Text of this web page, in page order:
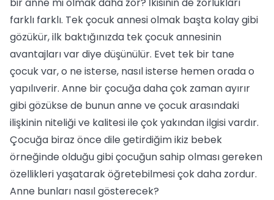
farklı farklı. Tek çocuk annesi olmak başta kolay gibi
gözükür, ilk baktığınızda tek çocuk annesinin
avantajları var diye düşünülür. Evet tek bir tane
çocuk var, o ne isterse, nasıl isterse hemen orada o
yapılıverir. Anne bir çocuğa daha çok zaman ayırır
gibi gözükse de bunun anne ve çocuk arasındaki
ilişkinin niteliği ve kalitesi ile çok yakından ilgisi vardır.
Çocuğa biraz önce dile getirdiğim ikiz bebek
örneğinde olduğu gibi çocuğun sahip olması gereken
özellikleri yaşatarak öğretebilmesi çok daha zordur.
Anne bunları nasıl gösterecek?